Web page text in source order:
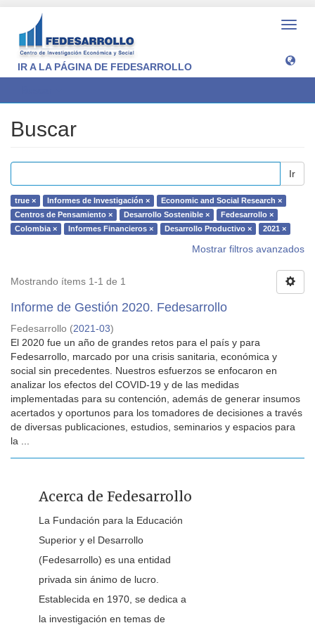
IR A LA PÁGINA DE FEDESARROLLO
Buscar
Ir
true × Informes de Investigación ×
Economic and Social Research ×
Centros de Pensamiento ×
Desarrollo Sostenible ×
Fedesarrollo ×
Colombia ×
Informes Financieros × Desarrollo Productivo × 2021 ×
Mostrar filtros avanzados
Mostrando ítems 1-1 de 1
Informe de Gestión 2020. Fedesarrollo
Fedesarrollo (2021-03)
El 2020 fue un año de grandes retos para el país y para
Fedesarrollo, marcado por una crisis sanitaria, económica y
social sin precedentes. Nuestros esfuerzos se enfocaron en
analizar los efectos del COVID-19 y de las medidas
implementadas para su contención, además de generar insumos
acertados y oportunos para los tomadores de decisiones a través
de diversas publicaciones, estudios, seminarios y espacios para
la ...
Acerca de Fedesarrollo
La Fundación para la Educación
Superior y el Desarrollo
(Fedesarrollo) es una entidad
privada sin ánimo de lucro.
Establecida en 1970, se dedica a
la investigación en temas de